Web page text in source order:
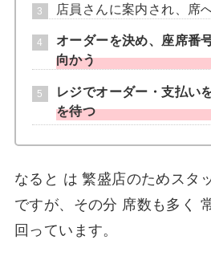
店員さんに案内され、席
オーダーを決め、座席番
向かう
レジでオーダー・支払い
を待つ
なると は 繁盛店のためスタ
ですが、その分 席数も多く
回っています。